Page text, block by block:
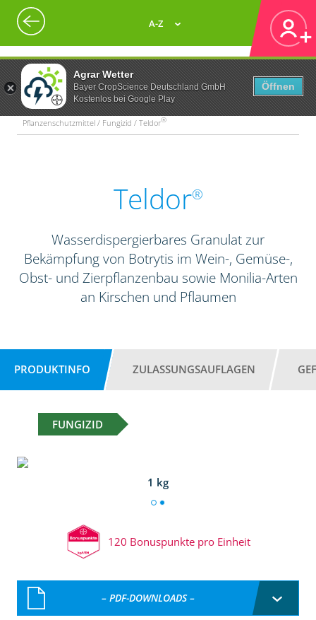
Agrar Wetter
Bayer CropScience Deutschland GmbH
Kostenlos bei Google Play
Öffnen
A-Z
Pflanzenschutzmittel / Fungizid / Teldor®
Teldor®
Wasserdispergierbares Granulat zur
Bekämpfung von Botrytis im Wein-, Gemüse-,
Obst- und Zierpflanzenbau sowie Monilia-Arten
an Kirschen und Pflaumen
PRODUKTINFO ZULASSUNGSAUFLAGEN
FUNGIZID
1 kg
120 Bonuspunkte pro Einheit
– PDF-DOWNLOADS –